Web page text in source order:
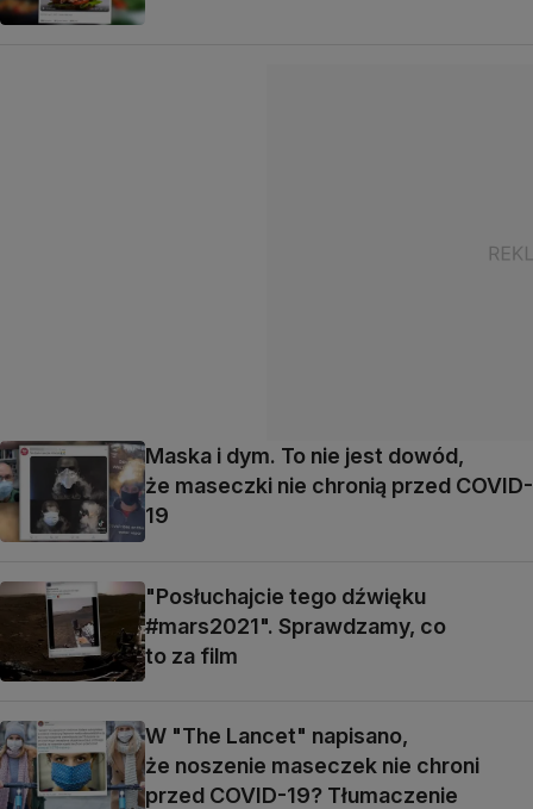
Maska i dym. To nie jest dowód,
że maseczki nie chronią przed COVID-
19
"Posłuchajcie tego dźwięku
#mars2021". Sprawdzamy, co
to za film
W "The Lancet" napisano,
że noszenie maseczek nie chroni
przed COVID-19? Tłumaczenie